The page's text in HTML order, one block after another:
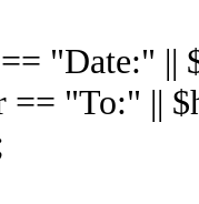
"Date:" ||
"To:" ||